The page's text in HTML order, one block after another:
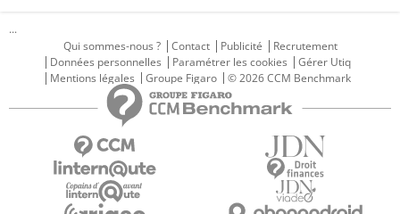
...
Qui sommes-nous ?
Contact Publicité
Recrutement
Données personnelles
Paramétrer les cookies
Gérer Utiq
Mentions légales
Groupe Figaro © 2026 CCM Benchmark